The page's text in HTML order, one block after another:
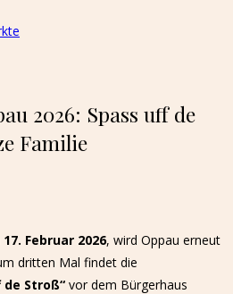
2026: Spass uff de
Familie
17. Februar 2026, wird Oppau erneut
dritten Mal findet die
Stroß“ vor dem Bürgerhaus